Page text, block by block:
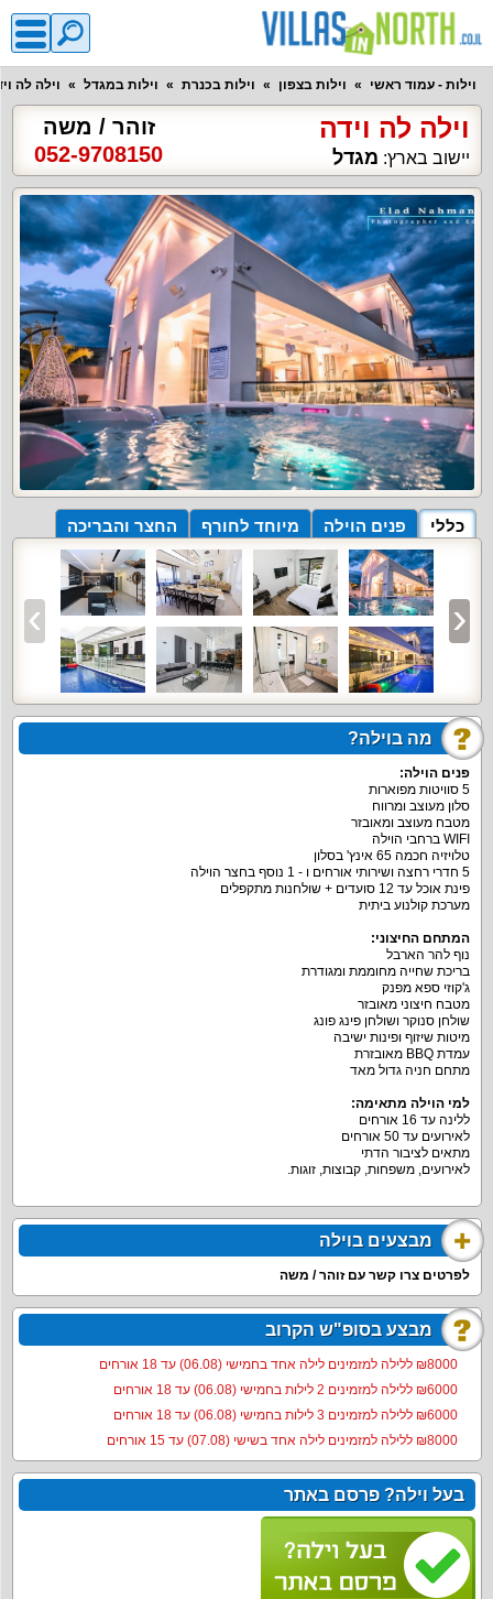
וילות - עמוד ראשי וילות בצפון וילות בכנרת וילות במגדל וילה לה
וילה לה וידה
יישוב בארץ: מגדל
זוהר / משה
052-9708150
כללי פנים הוילה מיוחד לחורף החצר והבריכה
מה בוילה?
פנים הוילה:
5 סוויטות מפוארות
סלון מעוצב ומרווח
מטבח מעוצב ומאובזר
WIFI ברחבי הוילה
טלויזיה חכמה 65 אינץ' בסלון
5 חדרי רחצה ושירותי אורחים ו - 1 נוסף בחצר הוילה
פינת אוכל עד 12 סועדים + שולחנות מתקפלים
מערכת קולנוע ביתית
המתחם החיצוני:
נוף להר הארבל
בריכת שחייה מחוממת ומגודרת
ג'קוזי ספא מפנק
מטבח חיצוני מאובזר
שולחן סנוקר ושולחן פינג פונג
מיטות שיזוף ופינות ישיבה
עמדת BBQ מאובזרת
מתחם חניה גדול מאד
למי הוילה מתאימה:
ללינה עד 16 אורחים
לאירועים עד 50 אורחים
מתאים לציבור הדתי
לאירועים, משפחות, קבוצות, זוגות.
מבצעים בוילה
לפרטים צרו קשר עם זוהר / משה
מבצע בסופ"ש הקרוב
8000‏₪ ללילה למזמינים לילה אחד בחמישי (06.08) עד 18 אורחים
6000‏₪ ללילה למזמינים 2 לילות בחמישי (06.08) עד 18 אורחים
6000‏₪ ללילה למזמינים 3 לילות בחמישי (06.08) עד 18 אורחים
8000‏₪ ללילה למזמינים לילה אחד בשישי (07.08) עד 15 אורחים
בעל וילה? פרסם באתר